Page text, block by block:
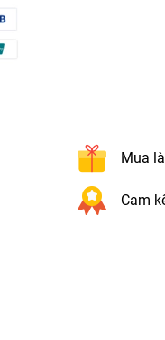
Mua
Cam